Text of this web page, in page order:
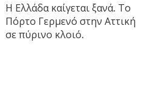
Η Ελλάδα καίγεται ξανά. Το
Πόρτο Γερμενό στην Αττική
σε πύρινο κλοιό.